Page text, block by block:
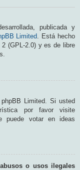
publicada y
Limited. Está hecho
(GPL-2.0) y es de libre
Limited. Si usted
por favor visite
puede votar en ideas
o usos ilegales